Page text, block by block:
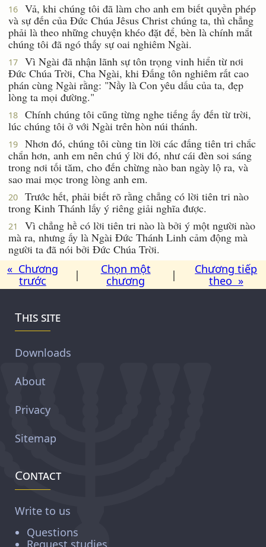
16
Vả, khi chúng tôi đã làm cho anh em biết quyền phép
và sự đến của Ðức Chúa Jêsus Christ chúng ta, thì chẳng
phải là theo những chuyện khéo đặt để, bèn là chính mắt
chúng tôi đã ngó thấy sự oai nghiêm Ngài.
17
Vì Ngài đã nhận lãnh sự tôn trọng vinh hiển từ nơi
Ðức Chúa Trời, Cha Ngài, khi Ðấng tôn nghiêm rất cao
phán cùng Ngài rằng: "Nầy là Con yêu dấu của ta, đẹp
lòng ta mọi đường."
18
Chính chúng tôi cũng từng nghe tiếng ấy đến từ trời,
lúc chúng tôi ở với Ngài trên hòn núi thánh.
19
Nhơn đó, chúng tôi cùng tin lời các đấng tiên tri chắc
chắn hơn, anh em nên chú ý lời đó, như cái đèn soi sáng
trong nơi tối tăm, cho đến chừng nào ban ngày lộ ra, và
sao mai mọc trong lòng anh em.
20
Trước hết, phải biết rõ rằng chẳng có lời tiên tri nào
trong Kinh Thánh lấy ý riêng giải nghĩa được.
21
Vì chẳng hề có lời tiên tri nào là bởi ý một người nào
mà ra, nhưng ấy là Ngài Ðức Thánh Linh cảm động mà
người ta đã nói bởi Ðức Chúa Trời.
« Chương
trước
|
Chọn một
chương
|
Chương tiếp
theo »
This site
Downloads
About
Privacy
Sitemap
Contact
Write to us
Questions